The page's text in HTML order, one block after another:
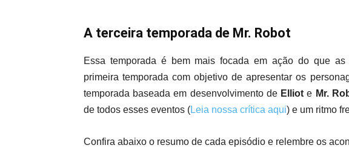
A terceira temporada de Mr. Robot
Essa temporada é bem mais focada em ação do que as
primeira temporada com objetivo de apresentar os
temporada baseada em desenvolvimento de Elliot e Mr.
de todos esses eventos (Leia nossa crítica aqui) e um ritmo
Confira abaixo o resumo de cada episódio e relembre os